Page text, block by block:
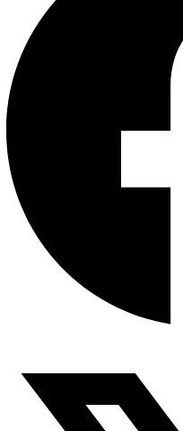
এশিয়ান সেঞ্চুরির দ্বৈরথ: চীন-ভারতের বৈশ্বিক…
পাকিস্তান, চীন ও বাংলাদেশ: তিন…